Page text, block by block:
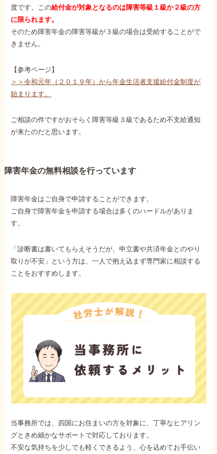
事務所について
サイトマップ
当事務所に
依頼する メリット
お電話でのお問い合わせ
089-907-3797
度です。この給付金が対象となるのは障害等級１級か２級の方
に限られます。
そのため障害年金の障害等級が３級の場合は受給することがで
きません。
【参考ページ】
＞＞令和元年（２０１９年）から年金生活者支援給付金制度が
始まります。
ご相談の件ですがおそらく障害等級３級であるため不支給通知
が来たのだと思います。
障害年金の無料相談を行っています
障害年金はご自身で申請することができます。
ご自身で障害年金を申請する場合は多くのハードルがありま
す。
「診断書は書いてもらえそうだが、申立書や共済年金とのやり
取りが不安」という方は、一人で抱え込まず専門家に相談する
ことをおすすめします。
当事務所では、四国にお住まいの方を対象に、丁寧なヒアリン
グときめ細かなサポートで対応しております。
不安な気持ちを少しでも軽くできるよう、心を込めてお手伝い